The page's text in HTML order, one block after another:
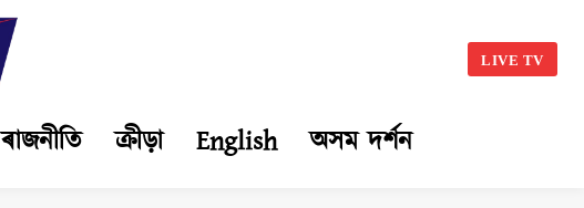
LIVE TV
ৰাজনীতি ক্ৰীড়া English অসম দৰ্শন